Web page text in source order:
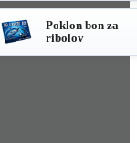
Poklon bon za
ribolov